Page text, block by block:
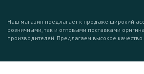
Наш магазин предлагает к продаже широкий
розничными, так и оптовыми поставками
производителей. Предлагаем высокое